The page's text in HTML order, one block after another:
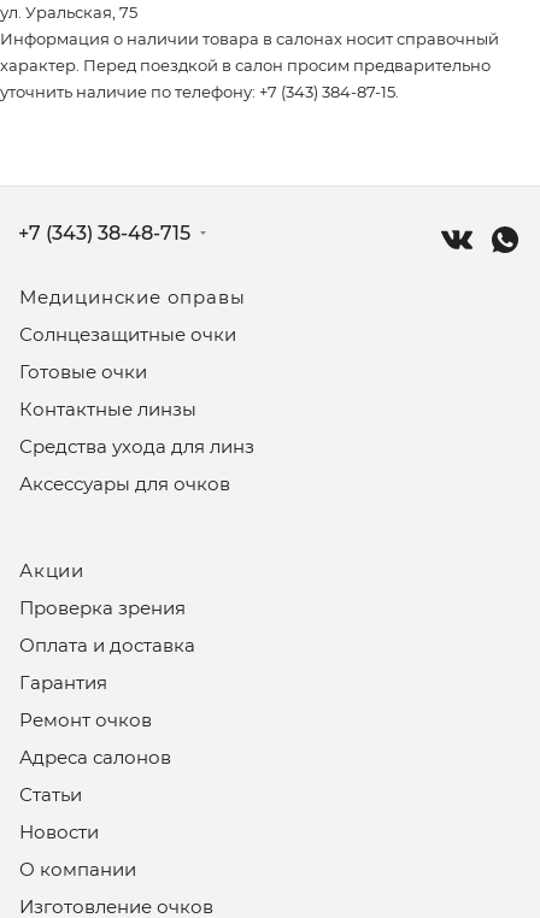
ул. Уральская, 75
Информация о наличии товара в салонах носит справочный
характер. Перед поездкой в салон просим предварительно
уточнить наличие по телефону: +7 (343) 384-87-15.
Медицинские оправы
Солнцезащитные очки
Готовые очки
Контактные линзы
Средства ухода для линз
Аксессуары для очков
Акции
Проверка зрения
Оплата и доставка
Гарантия
Ремонт очков
Адреса салонов
Статьи
Новости
О компании
Изготовление очков
+7 (343) 38-48-715